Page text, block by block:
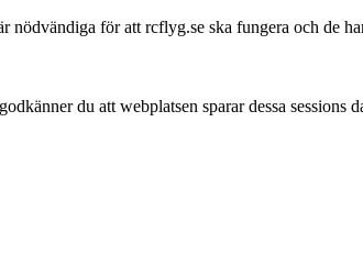
för att rcflyg.se ska fungera och de
du att webplatsen sparar dessa sessions